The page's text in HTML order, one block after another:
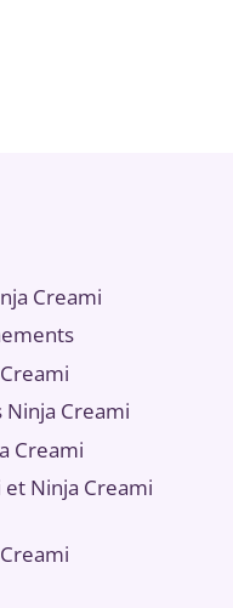
Creami
Creami
Creami
Ninja Creami